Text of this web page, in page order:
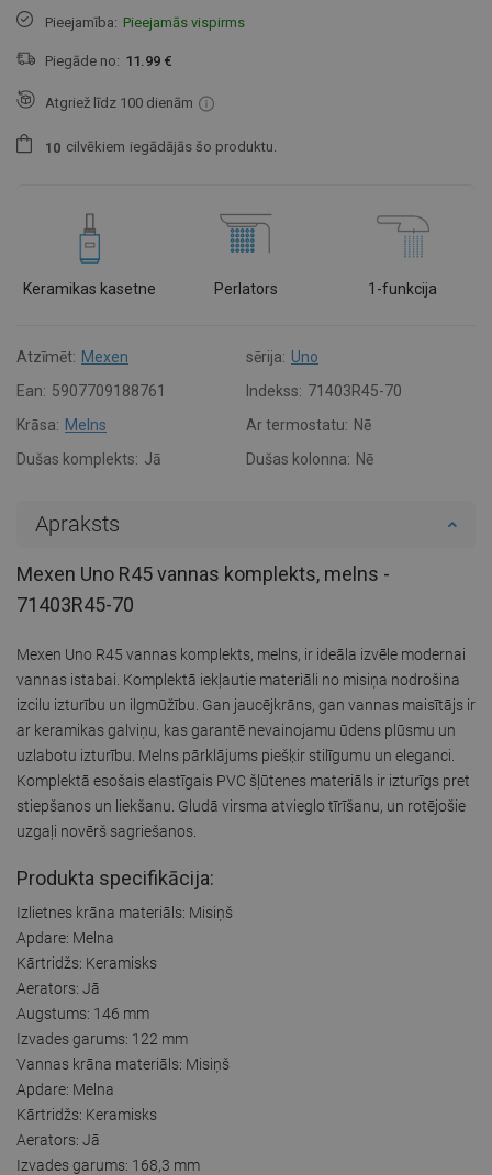
Pieejamība: Pieejamās vispirms
Piegāde no: 11.99 €
Atgriež līdz 100 dienām
1 0 cilvēkiem iegādājās šo produktu.
Keramikas kasetne Perlators 1-funkcija
Atzīmēt: Mexen sērija: Uno
Ean: 5907709188761 Indekss: 71403R45-70
Krāsa: Melns Ar termostatu: Nē
Dušas komplekts: Jā Dušas kolonna: Nē
Apraksts
Mexen Uno R45 vannas komplekts, melns -
71403R45-70
Mexen Uno R45 vannas komplekts, melns, ir ideāla izvēle modernai
vannas istabai. Komplektā iekļautie materiāli no misiņa nodrošina
izcilu izturību un ilgmūžību. Gan jaucējkrāns, gan vannas maisītājs ir
ar keramikas galviņu, kas garantē nevainojamu ūdens plūsmu un
uzlabotu izturību. Melns pārklājums piešķir stilīgumu un eleganci.
Komplektā esošais elastīgais PVC šļūtenes materiāls ir izturīgs pret
stiepšanos un liekšanu. Gludā virsma atvieglo tīrīšanu, un rotējošie
uzgaļi novērš sagriešanos.
Produkta specifikācija:
Izlietnes krāna materiāls: Misiņš
Apdare: Melna
Kārtridžs: Keramisks
Aerators: Jā
Augstums: 146 mm
Izvades garums: 122 mm
Vannas krāna materiāls: Misiņš
Apdare: Melna
Kārtridžs: Keramisks
Aerators: Jā
Izvades garums: 168,3 mm